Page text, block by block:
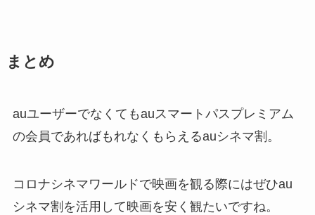
まとめ
auユーザーでなくてもauスマートパスプレミアム
の会員であればもれなくもらえるauシネマ割。
コロナシネマワールドで映画を観る際にはぜひau
シネマ割を活用して映画を安く観たいですね。